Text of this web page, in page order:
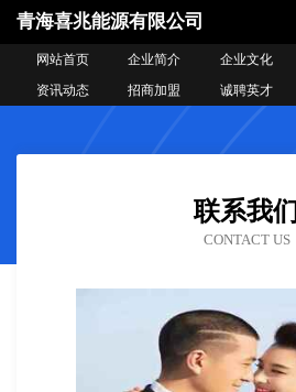
青海喜兆能源有限公司
网站首页 企业简介 企业文化
资讯动态
招商加盟 诚聘英才
联系我们
CONTACT US